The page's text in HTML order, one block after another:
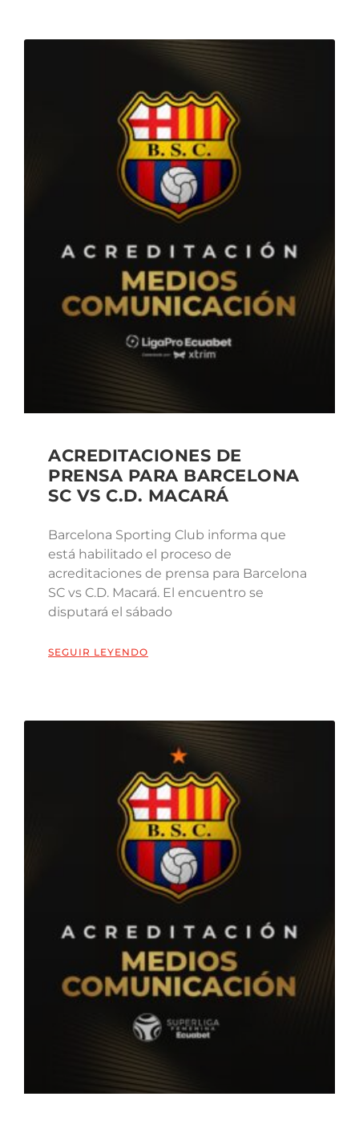
ACREDITACIONES DE
PRENSA PARA BARCELONA
SC VS C.D. MACARÁ
Barcelona Sporting Club informa que
está habilitado el proceso de
acreditaciones de prensa para Barcelona
SC vs C.D. Macará. El encuentro se
disputará el sábado
SEGUIR LEYENDO